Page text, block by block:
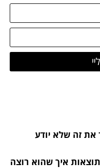
זה שלא יודע
איך שהוא רוצה